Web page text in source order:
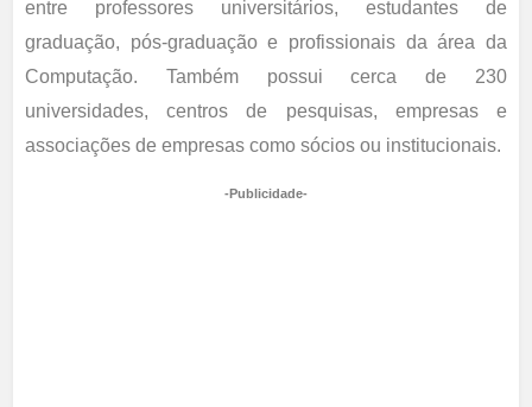
entre professores universitários, estudantes de
graduação, pós-graduação e profissionais da área da
Computação. Também possui cerca de 230
universidades, centros de pesquisas, empresas e
associações de empresas como sócios ou institucionais.
-Publicidade-